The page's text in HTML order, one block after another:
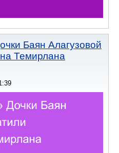
Баян Алагузовой
Темирлана